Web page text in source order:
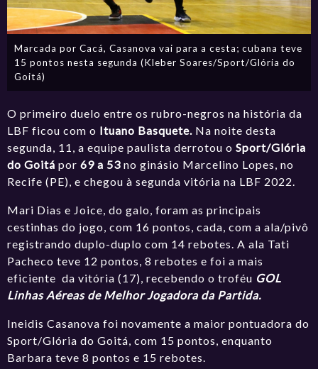
Marcada por Cacá, Casanova vai para a cesta; cubana teve
15 pontos nesta segunda (Kleber Soares/Sport/Glória do
Goitá)
O primeiro duelo entre os rubro-negros na história da
LBF ficou com o Ituano Basquete. Na noite desta
segunda, 11, a equipe paulista derrotou oSport/Glória
do Goitá por69 a 53 no ginásio Marcelino Lopes, no
Recife (PE), e chegou à segunda vitória na LBF 2022.
Mari Dias e Joice, do galo, foram as principais
cestinhas do jogo, com 16 pontos, cada, com a ala/pivô
registrando duplo-duplo com 14 rebotes. A ala Tati
Pacheco teve 12 pontos, 8 rebotes e foi a mais
eficiente da vitória (17), recebendo o troféu GOL
Linhas Aéreas de Melhor Jogadora da Partida.
Ineidis Casanova foi novamente a maior pontuadora do
Sport/Glória do Goitá, com 15 pontos, enquanto
Barbara teve 8 pontos e 15 rebotes.